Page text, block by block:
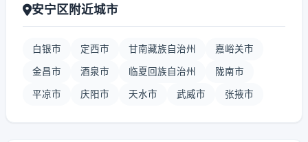
安宁区附近城市
白银市 定西市 甘南藏族自治州 嘉峪关市
金昌市 酒泉市 临夏回族自治州 陇南市
平凉市 庆阳市 天水市 武威市 张掖市